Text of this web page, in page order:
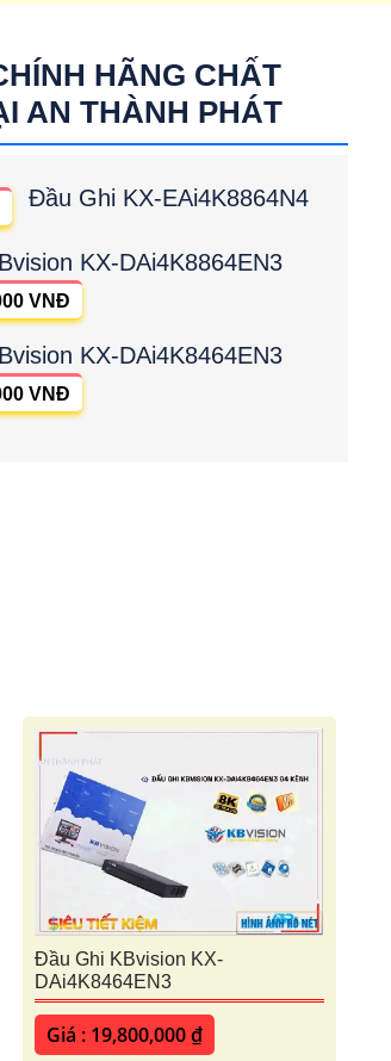
HÃNG CHẤT
AN THÀNH PHÁT
Đầu Ghi KX-EAi4K8864N4
KX-DAi4K8864EN3
VNĐ
KX-DAi4K8464EN3
VNĐ
Đầu Ghi KBvision KX-
DAi4K8464EN3
Giá : 19,800,000 ₫